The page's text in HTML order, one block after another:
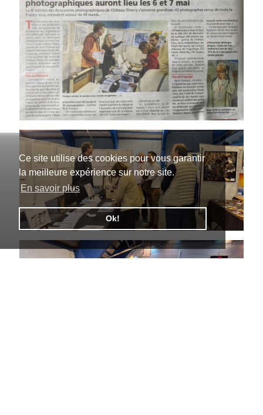
Ce site utilise des cookies pour vous garantir
la meilleure expérience sur notre site.
En savoir plus
Ok!